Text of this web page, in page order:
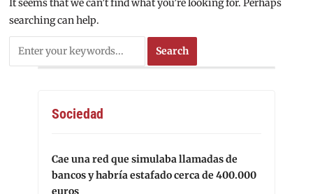
It seems that we can’t find what you’re looking for. Perhaps
searching can help.
Sociedad
Cae una red que simulaba llamadas de
bancos y habría estafado cerca de 400.000
euros